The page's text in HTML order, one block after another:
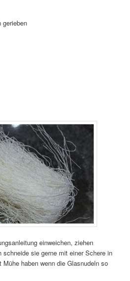
gerieben
einweichen, ziehen
sie gerne mit einer Schere in
haben wenn die Glasnudeln so